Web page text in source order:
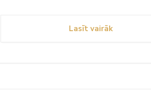
Lasīt vairāk